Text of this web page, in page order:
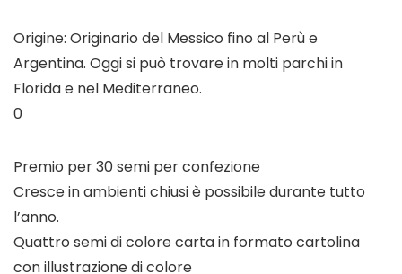
Origine: Originario del Messico fino al Perù e
Argentina. Oggi si può trovare in molti parchi in
Florida e nel Mediterraneo.
0
Premio per 30 semi per confezione
Cresce in ambienti chiusi è possibile durante tutto
l’anno.
Quattro semi di colore carta in formato cartolina
con illustrazione di colore